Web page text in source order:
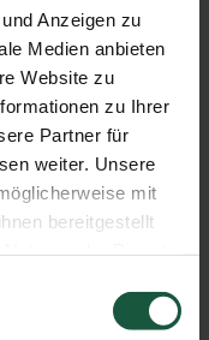
Anzeigen zu
Medien anbieten
Website zu
zu Ihrer
Partner für
weiter. Unsere
mit
bereitgestellt
weiterhin nutzen.
diese Weise
eine perfekte
Duft
sind ist der Rot-
vielseitig sind.
Der